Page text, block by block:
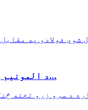
د المونیم پوښل شوي فولادو په مقابل کې د ډای کاسټ المونیم...